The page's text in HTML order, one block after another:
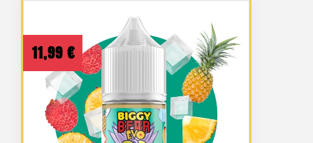
11,99 €